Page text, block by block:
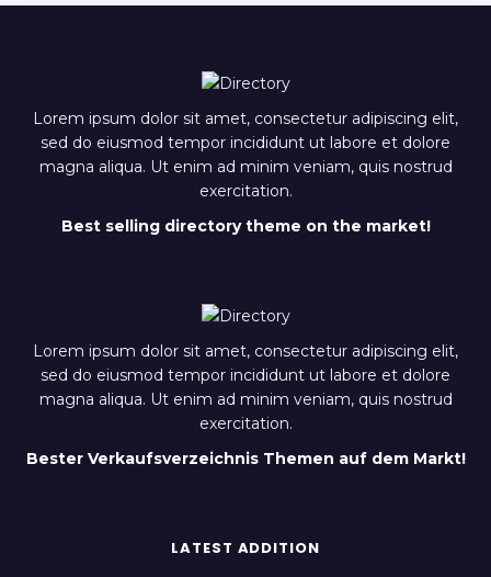
Lorem ipsum dolor sit amet, consectetur adipiscing elit,
sed do eiusmod tempor incididunt ut labore et dolore
magna aliqua. Ut enim ad minim veniam, quis nostrud
exercitation.
Best selling directory theme on the market!
Lorem ipsum dolor sit amet, consectetur adipiscing elit,
sed do eiusmod tempor incididunt ut labore et dolore
magna aliqua. Ut enim ad minim veniam, quis nostrud
exercitation.
Bester Verkaufsverzeichnis Themen auf dem Markt!
LATEST ADDITION